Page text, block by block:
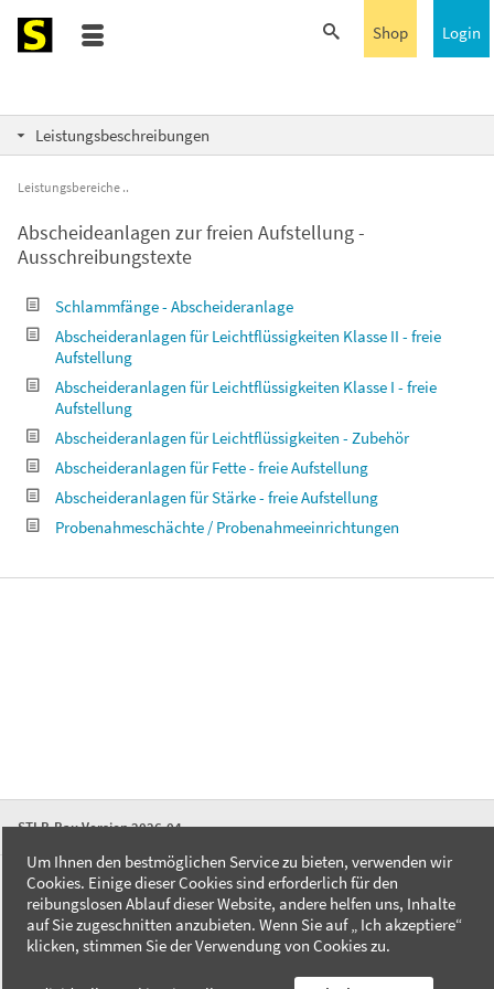
Login
Shop
Leistungsbeschreibungen
Leistungsbereiche
Abscheideanlagen zur freien Aufstellung -
Ausschreibungstexte
Schlammfänge - Abscheideranlage
Abscheideranlagen für Leichtflüssigkeiten Klasse II - freie
Aufstellung
Abscheideranlagen für Leichtflüssigkeiten Klasse I - freie
Aufstellung
Abscheideranlagen für Leichtflüssigkeiten - Zubehör
Abscheideranlagen für Fette - freie Aufstellung
Abscheideranlagen für Stärke - freie Aufstellung
Probenahmeschächte / Probenahmeeinrichtungen
STLB-Bau Version 2026-04
FAQ
Kontakt
Datenschutzerklärung
Um Ihnen den bestmöglichen Service zu bieten, verwenden wir
Cookies. Einige dieser Cookies sind erforderlich für den
reibungslosen Ablauf dieser Website, andere helfen uns, Inhalte
auf Sie zugeschnitten anzubieten. Wenn Sie auf „ Ich akzeptiere“
klicken, stimmen Sie der Verwendung von Cookies zu.